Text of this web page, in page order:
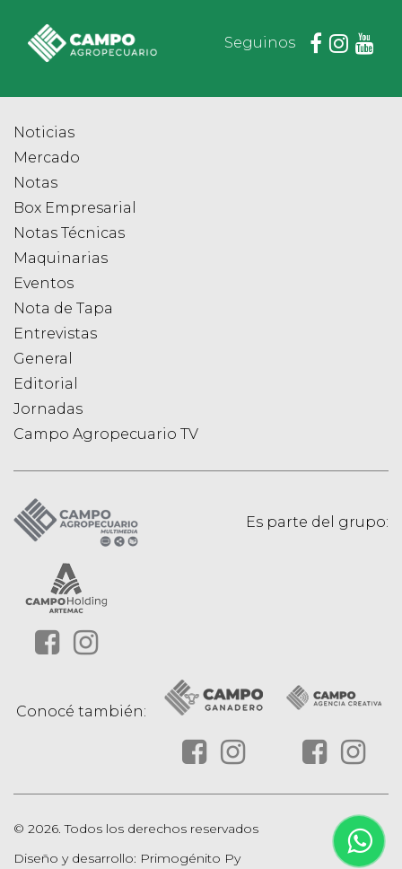
Seguinos
Noticias
Mercado
Notas
Box Empresarial
Notas Técnicas
Maquinarias
Eventos
Nota de Tapa
Entrevistas
General
Editorial
Jornadas
Campo Agropecuario TV
Es parte del grupo:
Conocé también:
© 2026. Todos los derechos reservados
Diseño y desarrollo: Primogénito Py